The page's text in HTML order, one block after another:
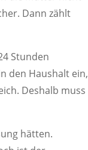
Dann zählt
Stunden
den Haushalt ein,
Deshalb muss
hätten.